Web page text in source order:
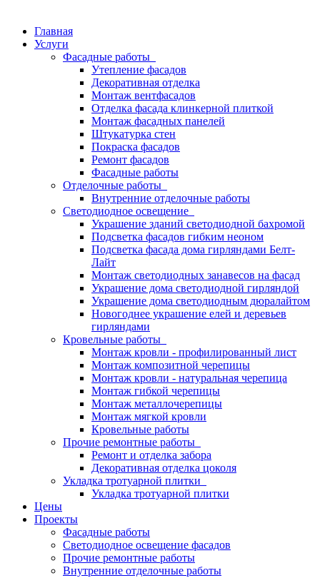
Главная
Услуги
Фасадные работы
Утепление фасадов
Декоративная отделка
Монтаж вентфасадов
Отделка фасада клинкерной плиткой
Монтаж фасадных панелей
Штукатурка стен
Покраска фасадов
Ремонт фасадов
Фасадные работы
Отделочные работы
Внутренние отделочные работы
Светодиодное освещение
Украшение зданий светодиодной бахромой
Подсветка фасадов гибким неоном
Подсветка фасада дома гирляндами Белт-
Лайт
Монтаж светодиодных занавесов на фасад
Украшение дома светодиодной гирляндой
Украшение дома светодиодным дюралайтом
Новогоднее украшение елей и деревьев
гирляндами
Кровельные работы
Монтаж кровли - профилированный лист
Монтаж композитной черепицы
Монтаж кровли - натуральная черепица
Монтаж гибкой черепицы
Монтаж металлочерепицы
Монтаж мягкой кровли
Кровельные работы
Прочие ремонтные работы
Ремонт и отделка забора
Декоративная отделка цоколя
Укладка тротуарной плитки
Укладка тротуарной плитки
Цены
Проекты
Фасадные работы
Светодиодное освещение фасадов
Прочие ремонтные работы
Внутренние отделочные работы